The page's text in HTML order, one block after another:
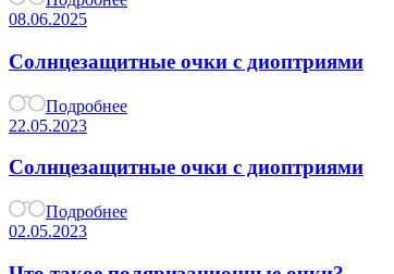
08.06.2025
Солнцезащитные очки с диоптриями
Подробнее
22.05.2023
Солнцезащитные очки с диоптриями
Подробнее
02.05.2023